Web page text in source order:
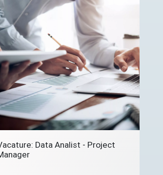
Data Analist - Project